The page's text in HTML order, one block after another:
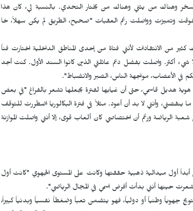
وهناك من يثني وهناك من يختار التحدي. بالنسبة لي، كان هذا
وتميزت وواصلت رغم العقبات "صحيح، الطريق لم يكن سهلاً، خا
من الانتقادات لأنني فتاة من إحدى المناطق الداخلية اختارت فناً
لا شيء أكثر. واصلت بفضل دعم عائلتي الذين كانوا السند الأول. كنت أجد
في الأعصاب، مواجهة الناس، الصبر والانضباط".
هديل قاسمي، حتى أن غيابها لفترة يجعلها تشعر بالفراغ "في بعض
وأنني لا بد أن أعود. مثلاً في فترة البكالوريا اضطررت للتوقف
الرياضة ورغم أن اختصاصي كان ألعاب قوى، إلا أنني واصلت الموازنة
أول ميدالية ذهبية حققتها وكانت على المستوى الجهوي "كانت أول
حينها أنني بدأت أفرض اسمي في المجال الرياضي".
جهوياً وطنياً أو دولياً، فهو يتضمن تعباً وضغطاً نفسياً وبدنياً كبيراً،